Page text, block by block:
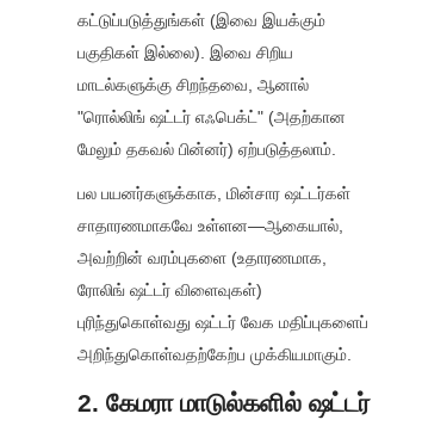
கட்டுப்படுத்துங்கள் (இவை இயக்கும்
பகுதிகள் இல்லை). இவை சிறிய
மாடல்களுக்கு சிறந்தவை, ஆனால்
"ரொல்லிங் ஷட்டர் எஃபெக்ட்" (அதற்கான
மேலும் தகவல் பின்னர்) ஏற்படுத்தலாம்.
பல பயனர்களுக்காக, மின்சார ஷட்டர்கள்
சாதாரணமாகவே உள்ளன—ஆகையால்,
அவற்றின் வரம்புகளை (உதாரணமாக,
ரோலிங் ஷட்டர் விளைவுகள்)
புரிந்துகொள்வது ஷட்டர் வேக மதிப்புகளைப்
அறிந்துகொள்வதற்கேற்ப முக்கியமாகும்.
2. கேமரா மாடுல்களில் ஷட்டர்